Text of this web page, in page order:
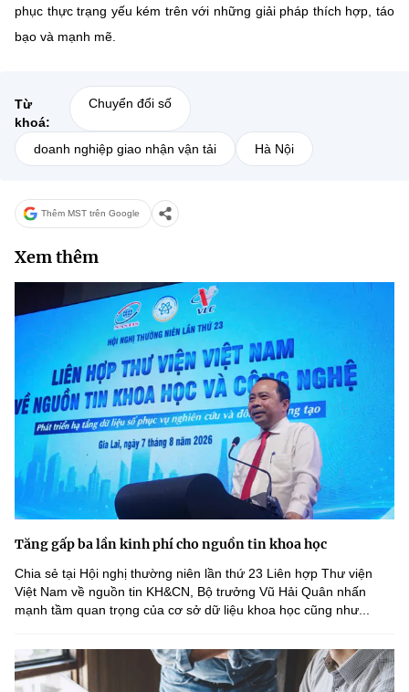
phục thực trạng yếu kém trên với những giải pháp thích hợp, táo
bạo và mạnh mẽ.
Từ
khoá:
Chuyển đổi số
doanh nghiệp giao nhận vận tải Hà Nội
Thêm MST trên Google
Xem thêm
Tăng gấp ba lần kinh phí cho nguồn tin khoa học
Chia sẻ tại Hội nghị thường niên lần thứ 23 Liên hợp Thư viện
Việt Nam về nguồn tin KH&CN, Bộ trưởng Vũ Hải Quân nhấn
mạnh tầm quan trọng của cơ sở dữ liệu khoa học cũng như...